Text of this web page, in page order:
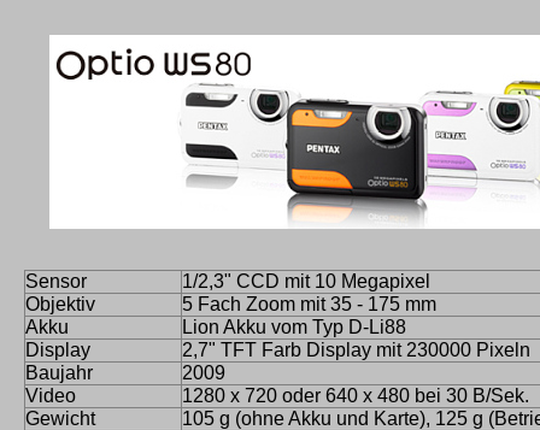
Sensor
1/2,3" CCD mit 10 Megapixel
Objektiv
5 Fach Zoom mit 35 - 175 mm
Akku
Lion Akku vom Typ D-Li88
Display
2,7" TFT Farb Display mit 230000 Pixeln
Baujahr
2009
Video
1280 x 720 oder 640 x 480 bei 30 B/Sek.
Gewicht
105 g (ohne Akku und Karte), 125 g